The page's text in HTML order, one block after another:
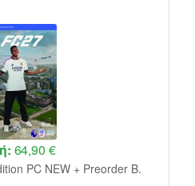
64,90 €
PC NEW + Preorder B.